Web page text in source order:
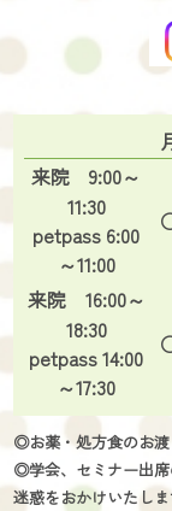
来院 9:00～
11:30
petpass 6:00
～11:00
来院 16:00～
18:30
petpass 14:00
～17:30
◎お薬・処方食のお渡
◎学会、セミナー出
迷惑をおかけいたし